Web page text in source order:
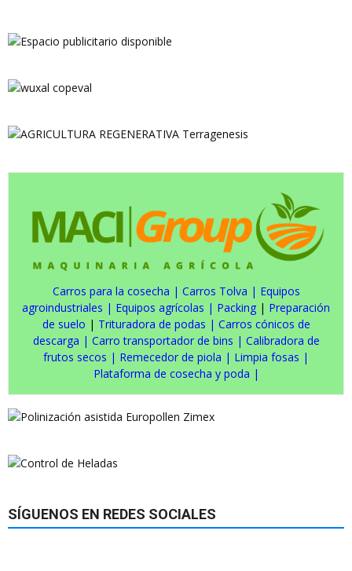
Carros para la cosecha | Carros Tolva | Equipos
agroindustriales | Equipos agrícolas | Packing | Preparación
de suelo | Trituradora de podas | Carros cónicos de
descarga | Carro transportador de bins | Calibradora de
frutos secos | Remecedor de piola | Limpia fosas |
Plataforma de cosecha y poda |
SÍGUENOS EN REDES SOCIALES